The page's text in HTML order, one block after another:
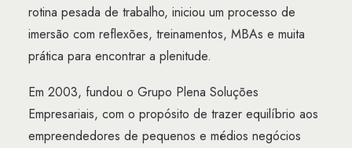
rotina pesada de trabalho, iniciou um processo de
imersão com reflexões, treinamentos, MBAs e muita
prática para encontrar a plenitude.
Em 2003, fundou o Grupo Plena Soluções
Empresariais, com o propósito de trazer equilíbrio aos
empreendedores de pequenos e médios negócios